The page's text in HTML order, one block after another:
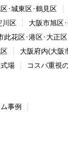
･城東区･鶴見区
川区
大阪市旭区
此花区･港区･大正区
大阪府内(大阪
場 コスパ重視
事例